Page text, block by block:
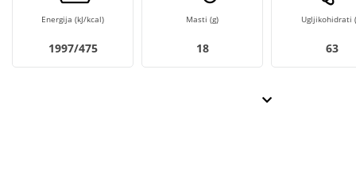
Energija (kJ/kcal)
1997/475
Masti (g)
18
Ugljikohidrati
63